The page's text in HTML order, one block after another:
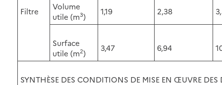
Filtre
Volume
utile (m3)
1,19 2,38
Surface
utile (m2)
3,47 6,94
SYNTHÈSE DES CONDITIONS DE MISE EN ŒUVRE DES